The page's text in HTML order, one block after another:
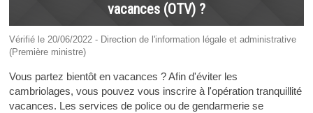
vacances (OTV) ?
Vérifié le 20/06/2022 - Direction de l'information légale et administrative
(Première ministre)
Vous partez bientôt en vacances ? Afin d'éviter les
cambriolages, vous pouvez vous inscrire à l'opération tranquillité
vacances. Les services de police ou de gendarmerie se